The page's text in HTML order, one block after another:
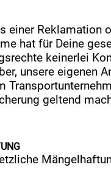
einer Reklamation
hat für Deine
keinerlei
unsere eigenen
geltend